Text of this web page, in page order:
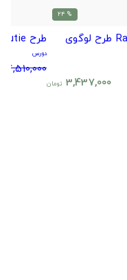
% 24
Rainbow Six طرح لوگوی
3,437,000 تومان
طرح Combat cutie -
دورس
4,510,000